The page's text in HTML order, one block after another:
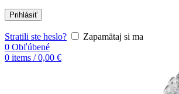
Prihlásiť
Stratili ste heslo?
Zapamätaj si ma
0 Obľúbené
0 items / 0,00 €